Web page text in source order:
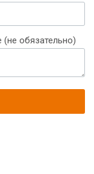
(не обязательно)